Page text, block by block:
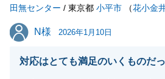
することが出来ました。
その後も、無事ご決済を迎える
は、T様の多大なご協力のおかげ
最後に、また不動産のことでご
田無センター / 東京都 小平市 （花小金
N様
N様 2026年1月10日
対応はとても満足のいくものだ